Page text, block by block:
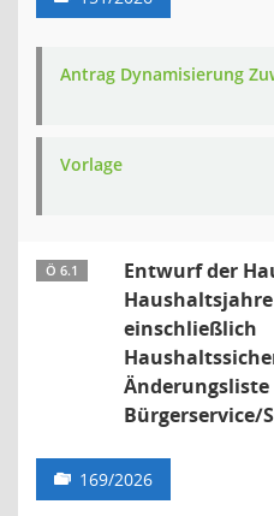
Antrag Dynamisierung
Vorlage
Ö 6.1
Entwurf der
Haushaltsjahre
einschließlich
Änderungsliste
Bürgerservice/
169/2026